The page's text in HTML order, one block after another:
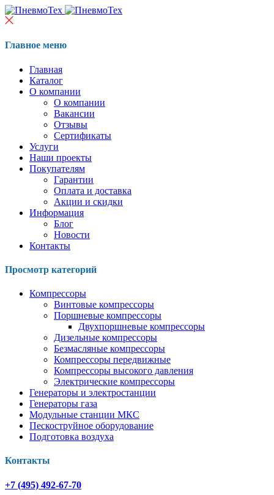
Главное меню
Главная
Каталог
О компании
О компании
Вакансии
Отзывы
Сертификаты
Услуги
Наши проекты
Покупателям
Гарантии
Оплата и доставка
Акции и скидки
Информация
Блог
Новости
Контакты
Просмотр категорий
Компрессоры
Винтовые компрессоры
Поршневые компрессоры
Двухпоршневые компрессоры
Дизельные компрессоры
Безмасляные компрессоры
Компрессоры передвижные
Компрессоры высокого давления
Электрические компрессоры
Генераторы и электростанции
Генераторы газа
Модульные станции МКС
Пескоструйное оборудование
Подготовка воздуха
Контакты
+7 (495) 492-67-70